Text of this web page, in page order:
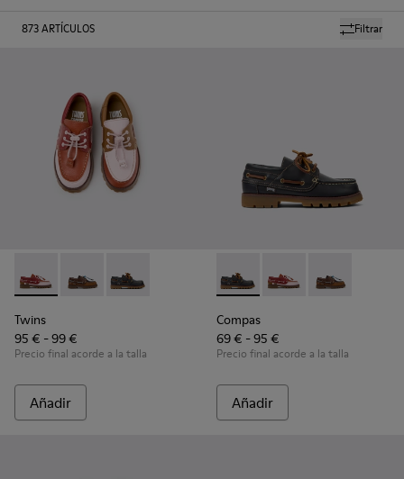
Filtrar
873ARTÍCULOS
Twins - K800416-008 - Zapatos náuticos de piel multicolor
Twins - K800416-007 - Náuticos de piel marrón para
Twins - K800416-001 - Zapatos náuticos de
Twins
95 € - 99 €
Precio final acorde a la talla
Añadir
Compas - K800416-001 -
Compas - K800416-
Compas -
Compas
69 € - 95 €
Precio final acorde a la talla
Añadir